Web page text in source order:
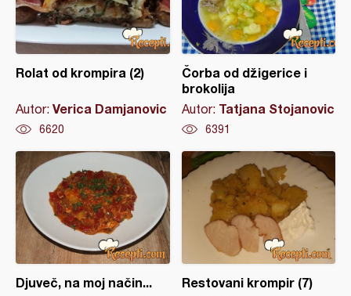
Rolat od krompira (2)
Autor: Verica Damjanovic
6620
Čorba od džigerice i
brokolija
Autor: Tatjana Stojanovic
6391
Djuveč, na moj način... Restovani krompir (7)